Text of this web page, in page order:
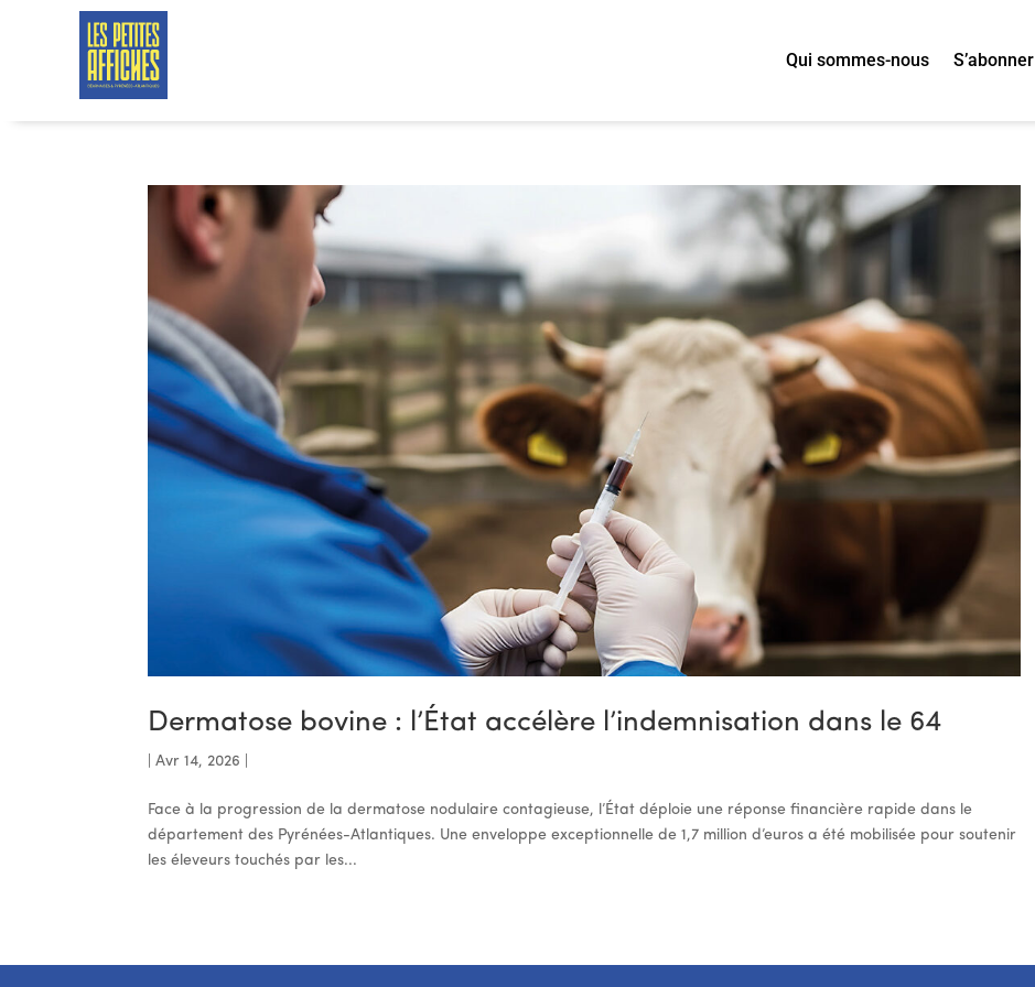
Qui sommes-nous S’abonner
Dermatose bovine : l’État accélère l’indemnisation dans le 64
|Avr 14, 2026
Face à la progression de la dermatose nodulaire contagieuse, l’État déploie une réponse financière rapide dans le
département des Pyrénées-Atlantiques. Une enveloppe exceptionnelle de 1,7 million d’euros a été mobilisée pour soutenir
les éleveurs touchés par les...